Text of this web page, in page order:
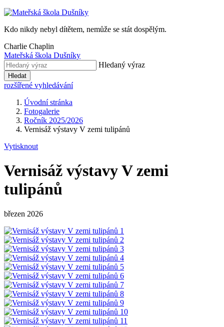
Kdo nikdy nebyl dítětem, nemůže se stát dospělým.
Charlie Chaplin
Mateřská škola Dušníky
Hledaný výraz
Hledat
rozšířené vyhledávání
Úvodní stránka
Fotogalerie
Ročník 2025/2026
Vernisáž výstavy V zemi tulipánů
Vytisknout
Vernisáž výstavy V zemi
tulipánů
březen 2026